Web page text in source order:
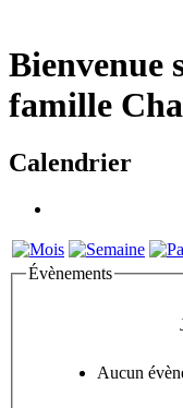
Bienvenue
famille
Calendrier
Évènements
Aucun